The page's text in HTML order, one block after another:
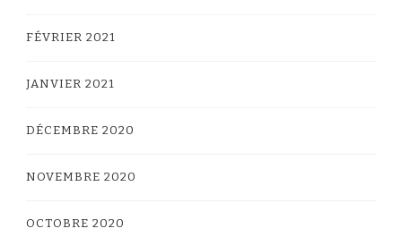
FÉVRIER 2021
JANVIER 2021
DÉCEMBRE 2020
NOVEMBRE 2020
OCTOBRE 2020